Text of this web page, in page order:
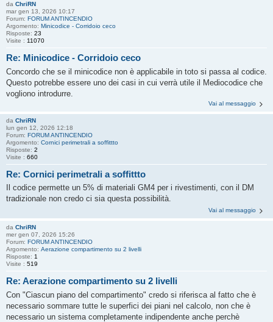
da ChriRN
mar gen 13, 2026 10:17
Forum: FORUM ANTINCENDIO
Argomento: Minicodice - Corridoio ceco
Risposte: 23
Visite : 11070
Re: Minicodice - Corridoio ceco
Concordo che se il minicodice non è applicabile in toto si passa al codice.
Questo potrebbe essere uno dei casi in cui verrà utile il Mediocodice che
vogliono introdurre.
Vai al messaggio
da ChriRN
lun gen 12, 2026 12:18
Forum: FORUM ANTINCENDIO
Argomento: Cornici perimetrali a soffittto
Risposte: 2
Visite : 660
Re: Cornici perimetrali a soffittto
Il codice permette un 5% di materiali GM4 per i rivestimenti, con il DM
tradizionale non credo ci sia questa possibilità.
Vai al messaggio
da ChriRN
mer gen 07, 2026 15:26
Forum: FORUM ANTINCENDIO
Argomento: Aerazione compartimento su 2 livelli
Risposte: 1
Visite : 519
Re: Aerazione compartimento su 2 livelli
Con "Ciascun piano del compartimento" credo si riferisca al fatto che è
necessario sommare tutte le superfici dei piani nel calcolo, non che è
necessario un sistema completamente indipendente anche perchè